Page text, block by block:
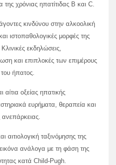
χρόνιας ηπατίτιδας Β και C.
κινδύνου στην αλκοολική
ιστοπαθολογικές μορφές της
εκδηλώσεις,
και επιπλοκές των επιμέρους
ήπατος.
οξείας ηπατικής
ευρήματα, θεραπεία και
αιτιολογική ταξινόμησης της
ανάλογα με τη φάση της
κατά Child-Pugh.